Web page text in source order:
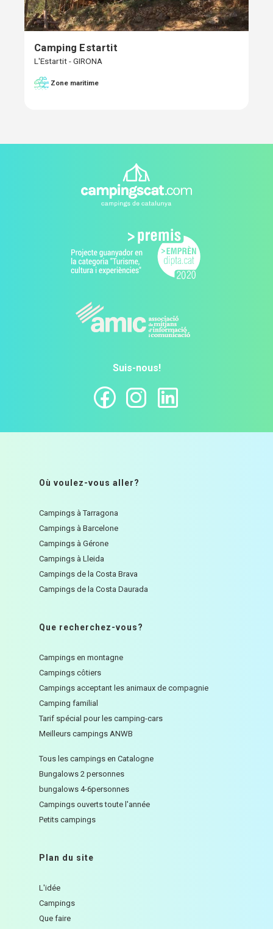
Camping Estartit
L'Estartit - GIRONA
Zone maritime
Suis-nous!
Où voulez-vous aller?
Campings à Tarragona
Campings à Barcelone
Campings à Gérone
Campings à Lleida
Campings de la Costa Brava
Campings de la Costa Daurada
Que recherchez-vous?
Campings en montagne
Campings côtiers
Campings acceptant les animaux de compagnie
Camping familial
Tarif spécial pour les camping-cars
Meilleurs campings ANWB
Tous les campings en Catalogne
Bungalows 2 personnes
bungalows 4-6personnes
Campings ouverts toute l'année
Petits campings
Plan du site
L'idée
Campings
Que faire